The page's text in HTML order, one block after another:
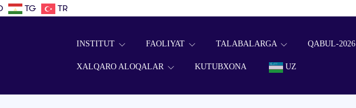
TG TR
INSTITUT FAOLIYAT TALABALARGA QABUL-2026
XALQARO ALOQALAR KUTUBXONA UZ